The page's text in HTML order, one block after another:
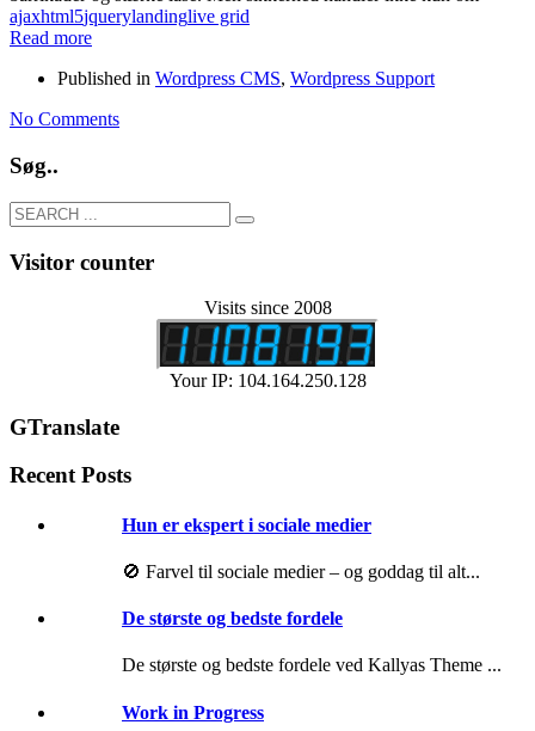
ajaxhtml5jquerylandinglive grid
Read more
Published in Wordpress CMS, Wordpress Support
No Comments
Søg..
Visitor counter
Visits since 2008
Your IP: 104.164.250.128
GTranslate
Recent Posts
Hun er ekspert i sociale medier
🚫 Farvel til sociale medier – og goddag til alt...
De største og bedste fordele
De største og bedste fordele ved Kallyas Theme ...
Work in Progress